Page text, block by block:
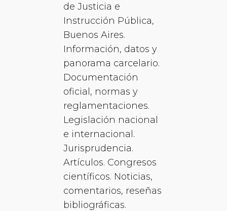
de Justicia e
Instrucción Pública,
Buenos Aires.
Información, datos y
panorama carcelario.
Documentación
oficial, normas y
reglamentaciones.
Legislación nacional
e internacional.
Jurisprudencia.
Artículos. Congresos
científicos. Noticias,
comentarios, reseñas
bibliográficas.